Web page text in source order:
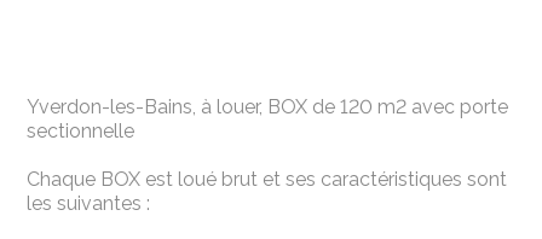
Yverdon-les-Bains, à louer, BOX de 120 m2 avec porte
sectionnelle
Chaque BOX est loué brut et ses caractéristiques sont
les suivantes :